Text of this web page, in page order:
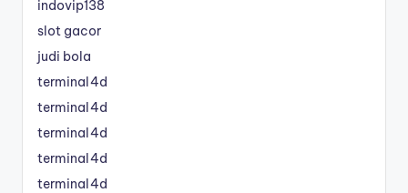
indovip138
slot gacor
judi bola
terminal4d
terminal4d
terminal4d
terminal4d
terminal4d